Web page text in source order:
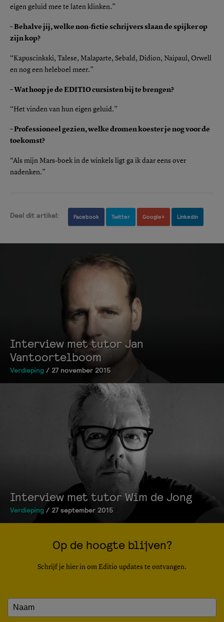
eigen geluid mee te laten klinken.”
– Behalve jij, welke non-fictie schrijvers slaan de spijker op
zijn kop?
“Kapuscinkski, Talese, Malaparte, Sebald, Didion, Naipaul, Orwell
en nog een heleboel meer.”
– Wat hoop je de EDITIO cursisten bij te brengen?
“Het vinden van hun eigen geluid.”
– Professioneel gezien, welke dromen koester je nog voor de
toekomst?
“Als mijn Mars-boek in de winkels ligt ga ik daar eens over
nadenken.”
Deel dit artikel: Facebook Twitter Google+ Linkedin
Interview met tutor Jan
Vantoortelboom
Verdieping / 27 november 2015
Interview met tutor Wim de Jong
Verdieping / 27 september 2015
Op de hoogte blijven?
Schrijf je hier in om Editio updates te ontvangen.